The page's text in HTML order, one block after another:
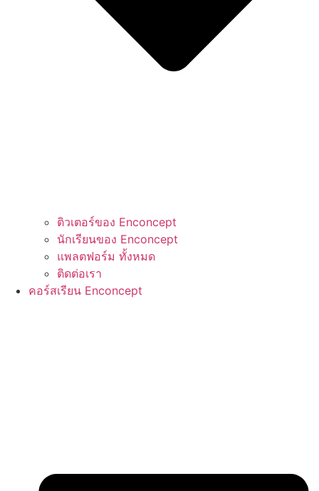
ติวเตอร์ของ Enconcept
นักเรียนของ Enconcept
แพลตฟอร์ม ทั้งหมด
ติดต่อเรา
คอร์สเรียน Enconcept